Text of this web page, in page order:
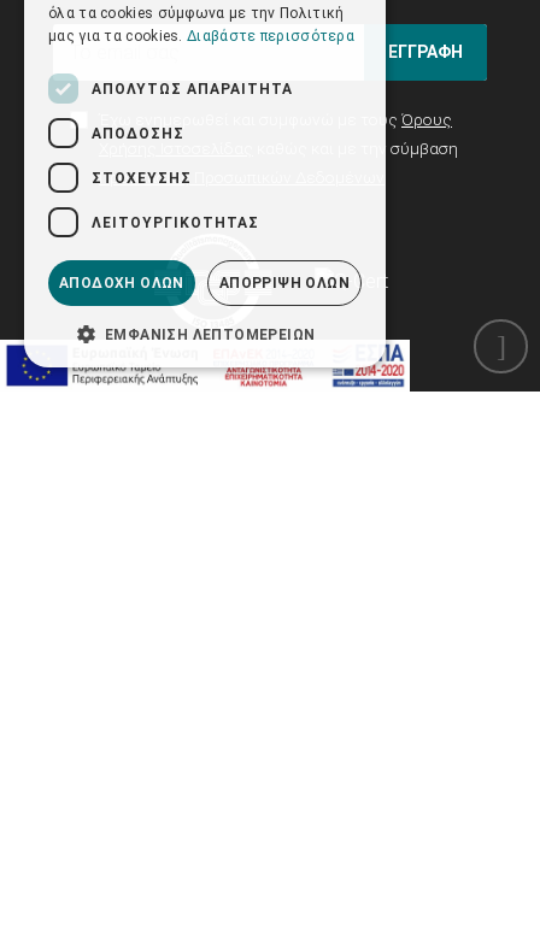
ΕΓΓΡΑΦΗ
Έχω ενημερωθεί και συμφωνώ με τους Όρους
καθώς και με την σύμβαση
Προστασίας Προσωπικών Δεδομένων
όλα τα cookies σύμφωνα με την Πολιτική
μας για τα cookies. Διαβάστε περισσότερα
ΑΠΟΛΎΤΩΣ ΑΠΑΡΑΊΤΗΤΑ
ΑΠΌΔΟΣΗΣ
ΣΤΌΧΕΥΣΗΣ
ΛΕΙΤΟΥΡΓΙΚΌΤΗΤΑΣ
ΑΠΟΔΟΧΉ ΌΛΩΝ ΑΠΌΡΡΙΨΗ ΌΛΩΝ
ΕΜΦΆΝΙΣΗ ΛΕΠΤΟΜΕΡΕΙΏΝ